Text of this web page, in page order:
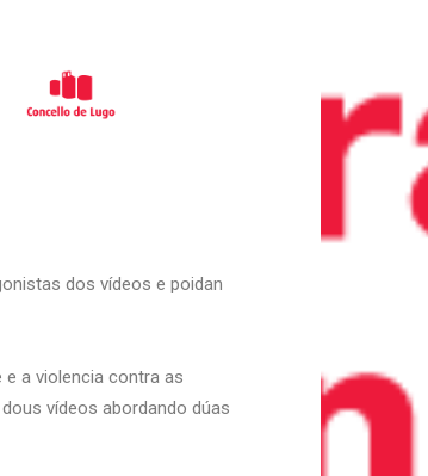
dos vídeos e poidan
a violencia contra as
vídeos abordando dúas